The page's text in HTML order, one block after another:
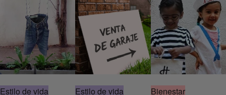
Estilo de vida Estilo de vida Bienestar